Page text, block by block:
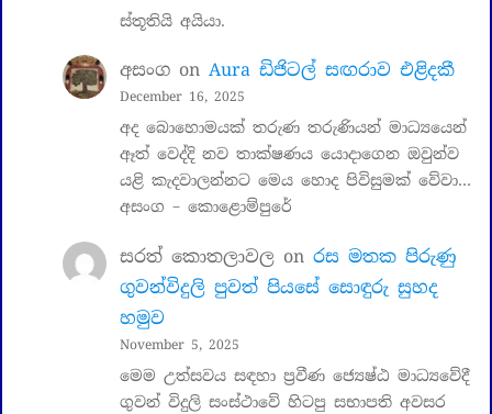
ස්තූතියි අයියා.
අසංග on Aura ඩිජිටල් සඟරාව එළිදකී
December 16, 2025
අද බොහොමයක් තරුණ තරුණියන් මාධ්‍යයෙන්
ඈත් වෙද්දි නව තාක්ෂණය යොදාගෙන ඔවුන්ව
යළි කැදවාලන්නට මෙය හොද පිවිසුමක් වේවා…
අසංග – කොළොම්පුරේ
සරත් කොතලාවල on රස මතක පිරුණු
ගුවන්විදුලි පුවත් පියසේ සොඳුරු සුහද
හමුව
November 5, 2025
මෙම උත්සවය සඳහා ප්‍රවීණ ජ්‍යෙෂ්ඨ මාධ්‍යවේදී
ගුවන් විදුලි සංස්ථාවේ හිටපු සභාපති අවසර